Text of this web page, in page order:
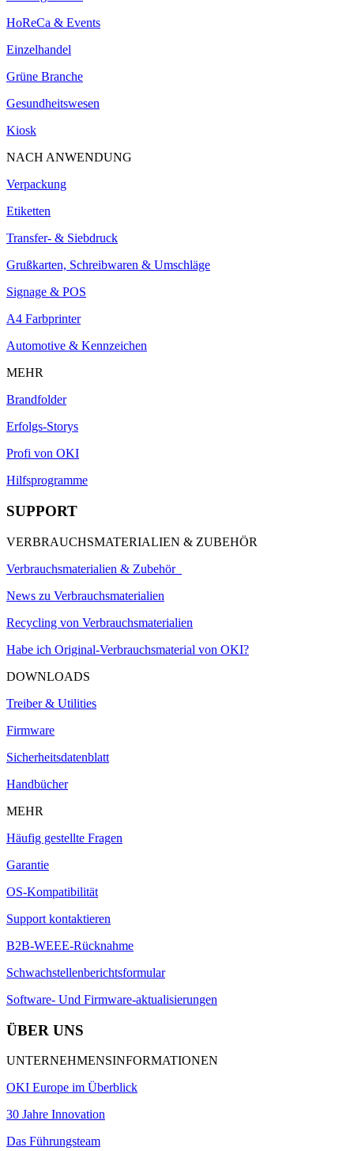
HoReCa & Events
Einzelhandel
Grüne Branche
Gesundheitswesen
Kiosk
NACH ANWENDUNG
Verpackung
Etiketten
Transfer- & Siebdruck
Grußkarten, Schreibwaren & Umschläge
Signage & POS
A4 Farbprinter
Automotive & Kennzeichen
MEHR
Brandfolder
Erfolgs-Storys
Profi von OKI
Hilfsprogramme
SUPPORT
VERBRAUCHSMATERIALIEN & ZUBEHÖR
Verbrauchsmaterialien & Zubehör
News zu Verbrauchsmaterialien
Recycling von Verbrauchsmaterialien
Habe ich Original-Verbrauchsmaterial von OKI?
DOWNLOADS
Treiber & Utilities
Firmware
Sicherheitsdatenblatt
Handbücher
MEHR
Häufig gestellte Fragen
Garantie
OS-Kompatibilität
Support kontaktieren
B2B-WEEE-Rücknahme
Schwachstellenberichtsformular
Software- Und Firmware-aktualisierungen
ÜBER UNS
UNTERNEHMENSINFORMATIONEN
OKI Europe im Überblick
30 Jahre Innovation
Das Führungsteam